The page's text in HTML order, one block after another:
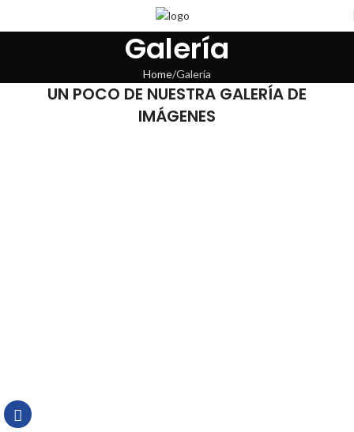
Galería
Home Galería
UN POCO DE NUESTRA GALERÍA DE
IMÁGENES